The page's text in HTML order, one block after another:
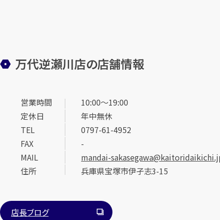
万代逆瀬川店の店舗情報
営業時間
10:00～19:00
定休日
年中無休
TEL
0797-61-4952
FAX
-
MAIL
mandai-
住所
兵庫県宝塚市伊孑志3-15
店長ブログ